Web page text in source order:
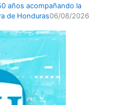
años acompañando la
de Honduras06/08/2026